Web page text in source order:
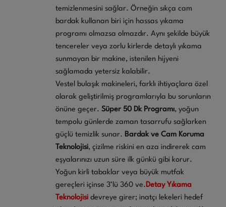
temizlenmesini sağlar. Örneğin sıkça cam
bardak kullanan biri için hassas yıkama
programı olmazsa olmazdır. Aynı şekilde büyük
tencereler veya zorlu kirlerde detaylı yıkama
sunmayan bir makine, istenilen hijyeni
sağlamada yetersiz kalabilir.
Vestel bulaşık makineleri, farklı ihtiyaçlara özel
olarak geliştirilmiş programlarıyla bu sorunların
önüne geçer. Süper 50 Dk Programı, yoğun
tempolu günlerde zaman tasarrufu sağlarken
güçlü temizlik sunar. Bardak ve Cam Koruma
Teknolojisi, çizilme riskini en aza indirerek cam
eşyalarınızı uzun süre ilk günkü gibi korur.
Yoğun kirli tabaklar veya büyük mutfak
gereçleri içinse 3’lü 360 ve. Detay Yıkama
Teknolojisi devreye girer; inatçı lekeleri hedef